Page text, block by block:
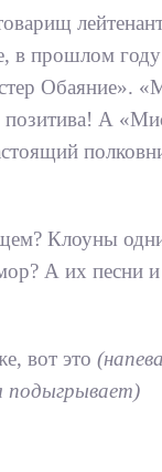
в прошлом
Обаяние».
позитива! А
Клоуны
А их песни
вот это
подыгрывает)